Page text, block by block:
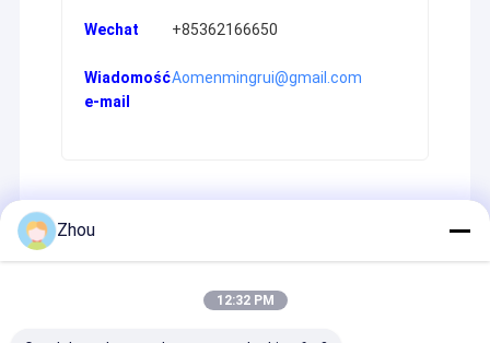
Wechat ‬+85362166650‬
Wiadomość
e-mail
Aomenmingrui@gmail.com
Recommended Products
Zhou
12:32 PM